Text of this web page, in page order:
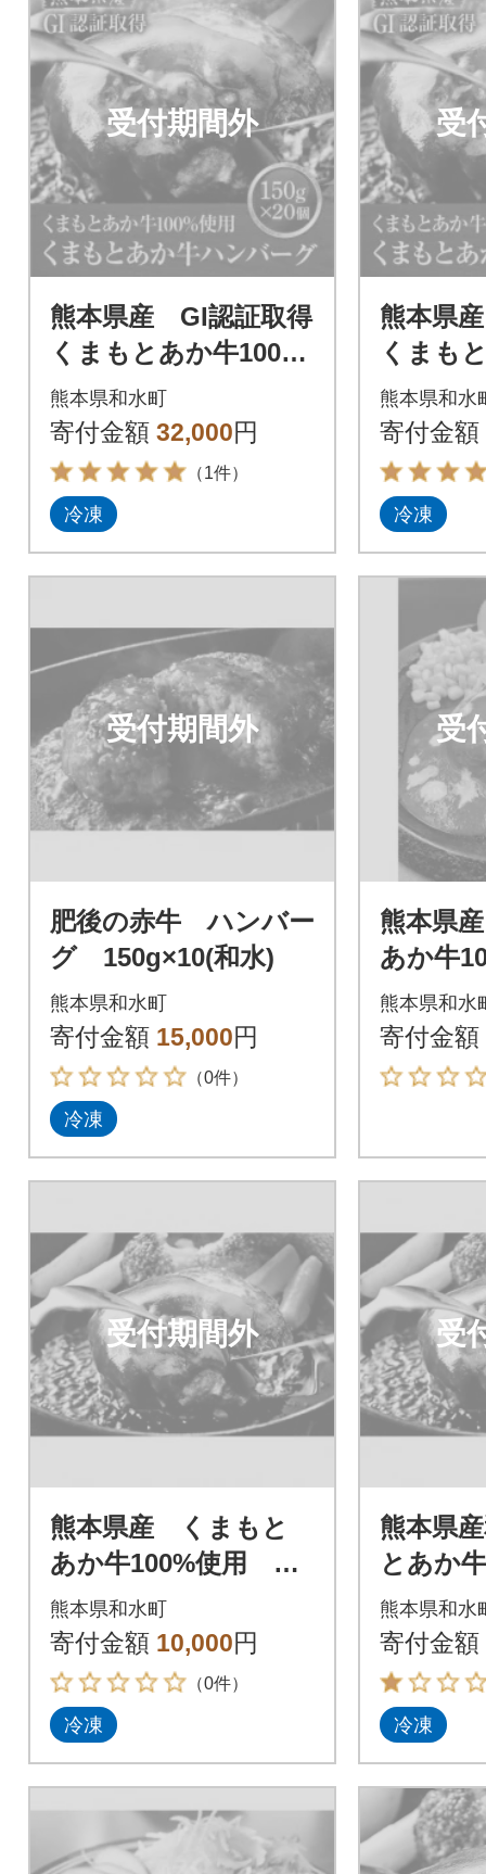
受付期間外
熊本県産 GI認証取得
くまもとあか牛100%
使用 くまもとあか牛
ハンバーグ150g×20
(和水町)
熊本県和水町
寄付金額 32,000円
（1件）
冷凍
受
熊本県
くまも
使用 く
ハンバ
(和水町)
熊本県和水
寄付金額
冷凍
受付期間外
肥後の赤牛 ハンバー
グ 150g×10(和水)
熊本県和水町
寄付金額 15,000円
（0件）
冷凍
受
熊本県
あか牛
肉店の
ーグ
水町】
熊本県和水
寄付金額
受付期間外
熊本県産 くまもと
あか牛100%使用 く
まもとあか牛ハンバ
ーグ 120g×10個
【和水町】
熊本県和水町
寄付金額 10,000円
（0件）
冷凍
受
熊本県
とあか
くまも
バーグ
【和水
熊本県和水
寄付金額
冷凍